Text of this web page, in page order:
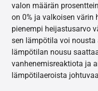
valon määrän
on 0% ja valkoisen värin
pienempi heijastusarvo
sen lämpötila voi nousta
lämpötilan nousu
vanhenemisreaktiota ja
lämpötilaeroista